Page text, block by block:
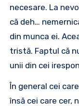
necesare. La
că deh…
din munca ei.
tristă. Faptul că
unii din cei
În general cei
însă cei care cer,